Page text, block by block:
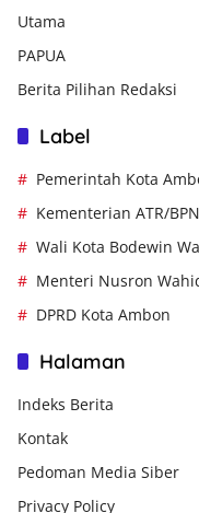
Utama
PAPUA
Berita Pilihan Redaksi
Label
Pemerintah Kota
Kementerian ATR/BPN
Wali Kota Bodewin
Menteri Nusron
DPRD Kota Ambon
Halaman
Indeks Berita
Kontak
Pedoman Media Siber
Privacy Policy